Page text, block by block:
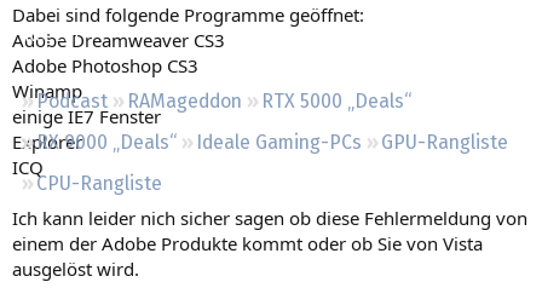
Regeln
Podcast RAMageddon
RTX 5000 „Deals“
RX 9000 „Deals“
Ideale Gaming-PCs
GPU-Rangliste
CPU-Rangliste
Dabei sind folgende Programme geöffnet:
Adobe Dreamweaver CS3
Adobe Photoshop CS3
Winamp
einige IE7 Fenster
Explorer
ICQ
Ich kann leider nich sicher sagen ob diese Fehlermeldung von
einem der Adobe Produkte kommt oder ob Sie von Vista
ausgelöst wird.